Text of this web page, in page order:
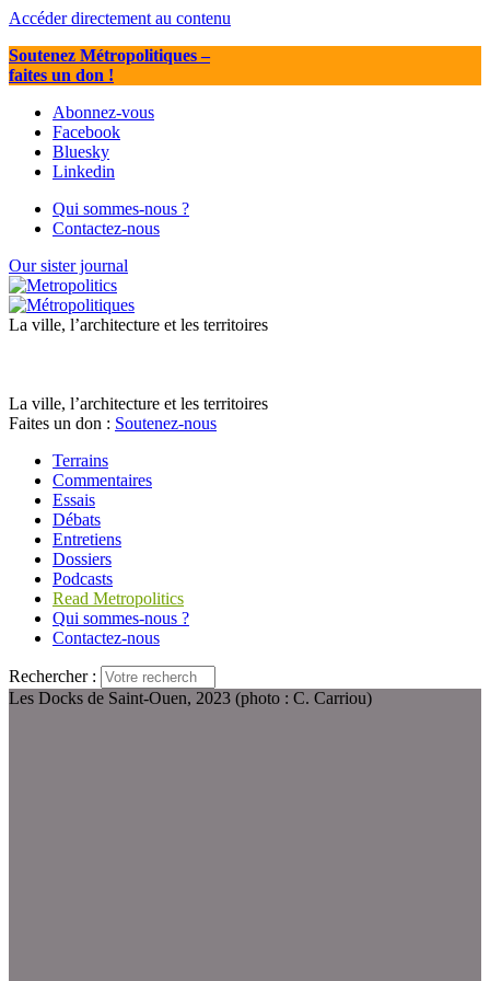
Accéder directement au contenu
Soutenez Métropolitiques–
faites un don !
Abonnez-vous
Facebook
Bluesky
Linkedin
Qui sommes-nous ?
Contactez-nous
Our sister journal
La ville, l’architecture et les territoires
La ville, l’architecture et les territoires
Faites un don : Soutenez-nous
Terrains
Commentaires
Essais
Débats
Entretiens
Dossiers
Podcasts
Read Metropolitics
Qui sommes-nous ?
Contactez-nous
Rechercher :
Les Docks de Saint-Ouen, 2023 (photo : C. Carriou)